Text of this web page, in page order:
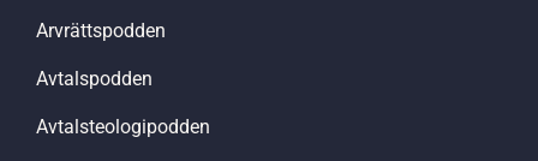
Arvrättspodden
Avtalspodden
Avtalsteologipodden